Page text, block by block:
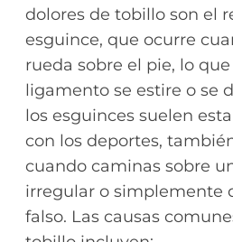
dolores de tobillo son el
esguince, que ocurre
rueda sobre el pie, lo
ligamento se estire o se
los esguinces suelen
con los deportes,
cuando caminas sobre
irregular o simplemente
falso. Las causas